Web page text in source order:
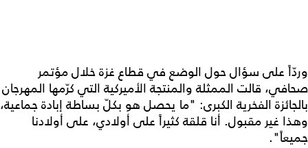
وردّاً على سؤال حول الوضع في قطاع غزة خلال مؤتمر
صحافي، قالت الممثلة والمنتجة الأميركية التي كرّمها المهرجان
بالجائزة الفخرية الكبرى: "ما يحصل هو بكلّ بساطة إبادة جماعية،
وهذا غير مقبول. أنا قلقة كثيراً على أولادي، على أولادنا
جميعاً".